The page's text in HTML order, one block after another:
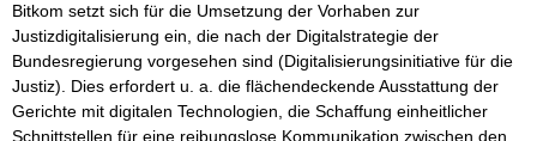
Bitkom setzt sich für die Umsetzung der Vorhaben zur
Justizdigitalisierung ein, die nach der Digitalstrategie der
Bundesregierung vorgesehen sind (Digitalisierungsinitiative für die
Justiz). Dies erfordert u. a. die flächendeckende Ausstattung der
Gerichte mit digitalen Technologien, die Schaffung einheitlicher
Schnittstellen für eine reibungslose Kommunikation zwischen den